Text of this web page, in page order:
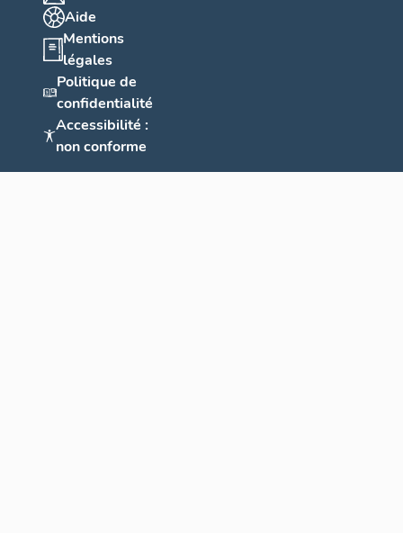
Aide
Mentions
légales
Politique de
confidentialité
Accessibilité :
non conforme